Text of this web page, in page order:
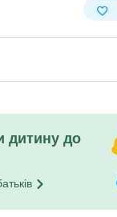
дитину до